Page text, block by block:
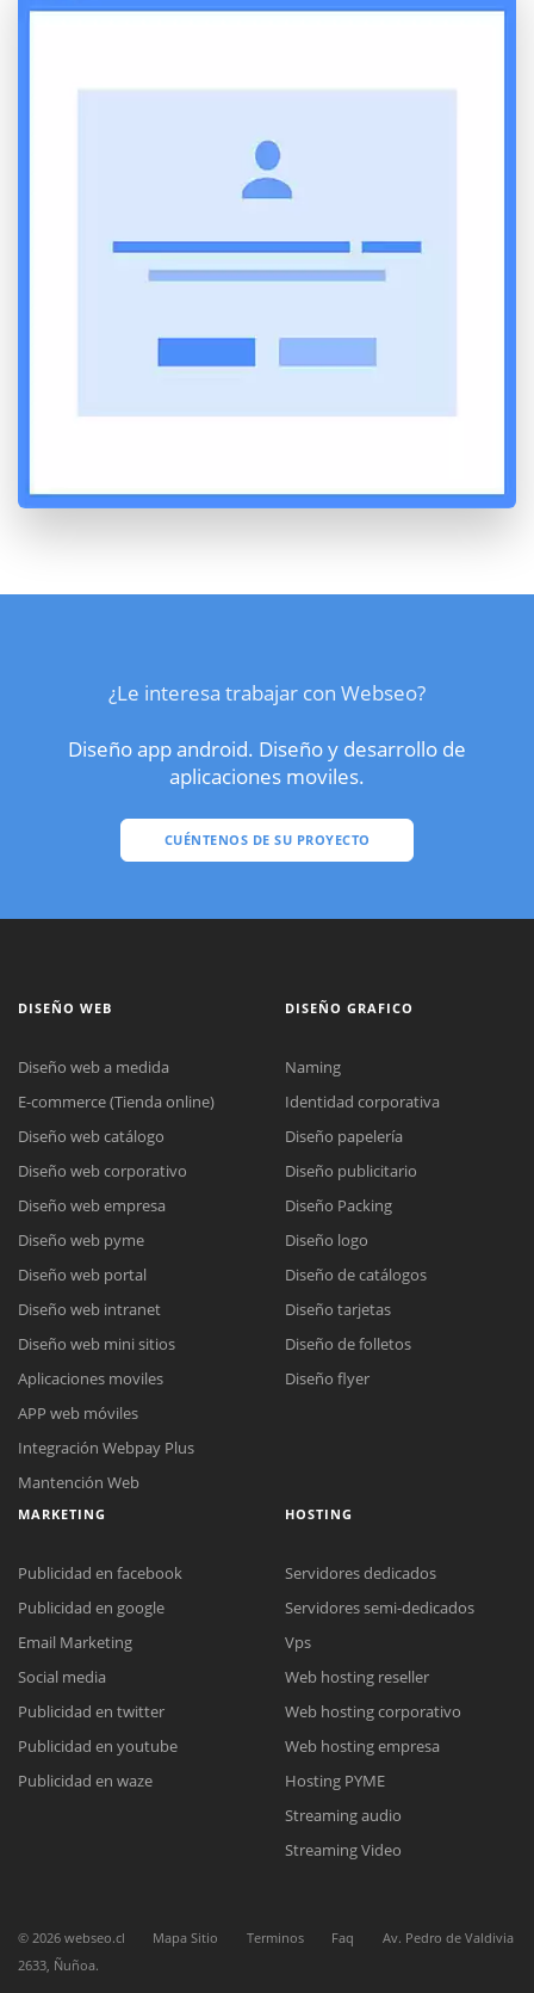
¿Le interesa trabajar con Webseo?
Diseño app android. Diseño y desarrollo de
aplicaciones moviles.
CUÉNTENOS DE SU PROYECTO
Reunión online
Nuestros ejecutivos le enviarán un correo electrónico con el enlace a
Meet para la reunión online.
Cotización
Chat Online
Todos nuestros ejecutivos están fuera de línea. Complete el formulario
DISEÑO WEB
Diseño web a medida
E-commerce (Tienda online)
Diseño web catálogo
Diseño web corporativo
Diseño web empresa
Diseño web pyme
Diseño web portal
Diseño web intranet
Diseño web mini sitios
Aplicaciones moviles
APP web móviles
Integración Webpay Plus
Mantención Web
DISEÑO GRAFICO
Naming
Identidad corporativa
Diseño papelería
Diseño publicitario
Diseño Packing
Diseño logo
Diseño de catálogos
Diseño tarjetas
Diseño de folletos
Diseño flyer
MARKETING
Publicidad en facebook
Publicidad en google
Email Marketing
Social media
Publicidad en twitter
Publicidad en youtube
Publicidad en waze
HOSTING
Servidores dedicados
Servidores semi-dedicados
Vps
Web hosting reseller
Web hosting corporativo
Web hosting empresa
Hosting PYME
Streaming audio
Streaming Video
© 2026 webseo.cl Mapa Sitio Terminos Faq
Av. Pedro de Valdivia
2633, Ñuñoa.